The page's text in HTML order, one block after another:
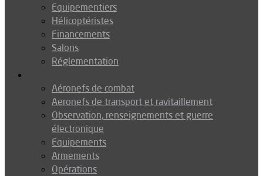
Equipementiers
Hélicoptéristes
Financements
Salons
Réglementation
Aéronefs de combat
Aeronefs de transport et ravitaillement
Observation, renseignements et guerre
électronique
Equipements
Armements
Opérations